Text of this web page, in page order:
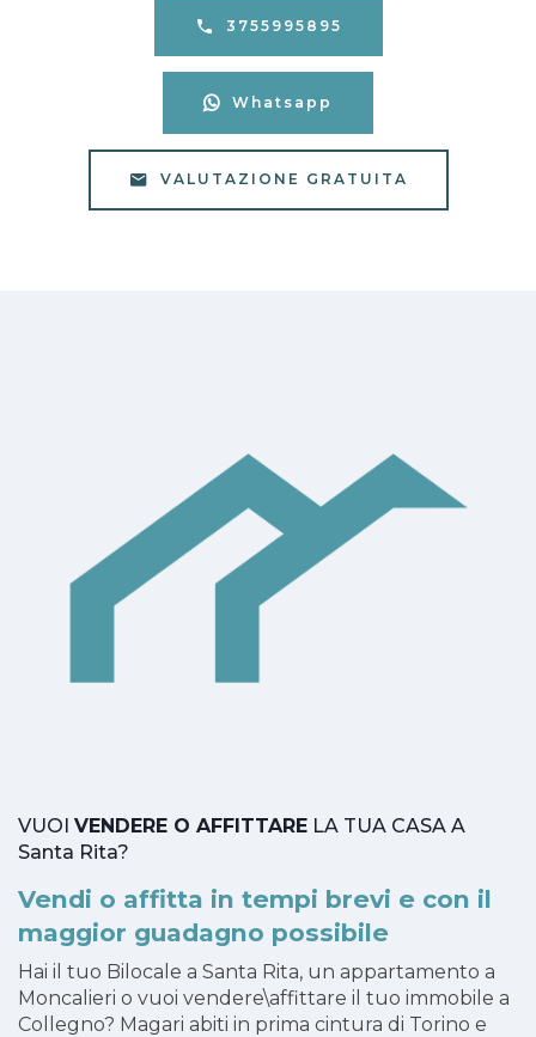
3755995895
Whatsapp
VALUTAZIONE GRATUITA
VUOI VENDERE O AFFITTARE LA TUA CASA A
Santa Rita?
Vendi o affitta in tempi brevi e con il
maggior guadagno possibile
Hai il tuo Bilocale a Santa Rita, un appartamento a
Moncalieri o vuoi vendere\affittare il tuo immobile a
Collegno? Magari abiti in prima cintura di Torino e